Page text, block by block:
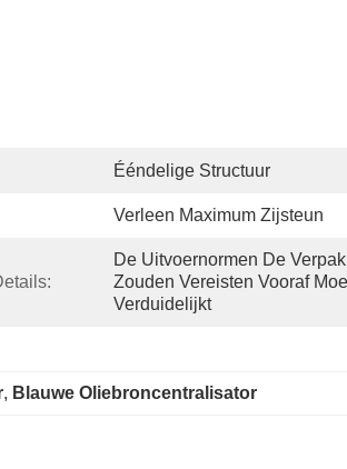
Ééndelige Structuur
Verleen Maximum Zijsteun
De Uitvoernormen De
Zouden Vereisten Vooraf
Verduidelijkt
, Blauwe Oliebroncentralisator